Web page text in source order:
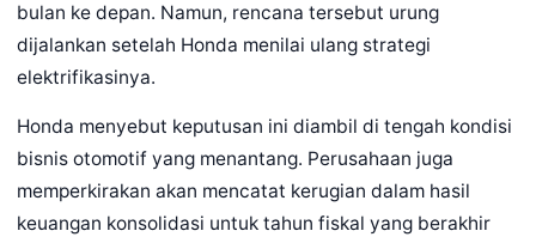
bulan ke depan. Namun, rencana tersebut urung
dijalankan setelah Honda menilai ulang strategi
elektrifikasinya.
Honda menyebut keputusan ini diambil di tengah kondisi
bisnis otomotif yang menantang. Perusahaan juga
memperkirakan akan mencatat kerugian dalam hasil
keuangan konsolidasi untuk tahun fiskal yang berakhir